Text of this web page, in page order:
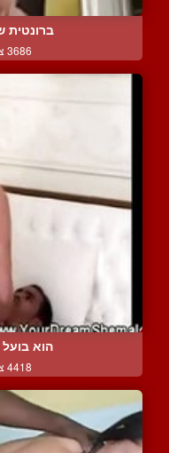
ברונטית
3686 צפיות
הוא
4418 צפיות